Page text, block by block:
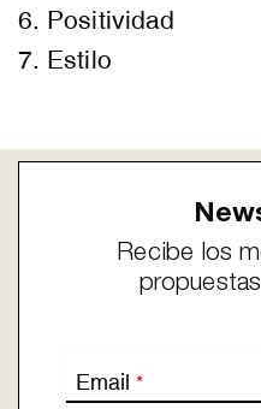
6. Positividad
7. Estilo
Recibe los
Email *